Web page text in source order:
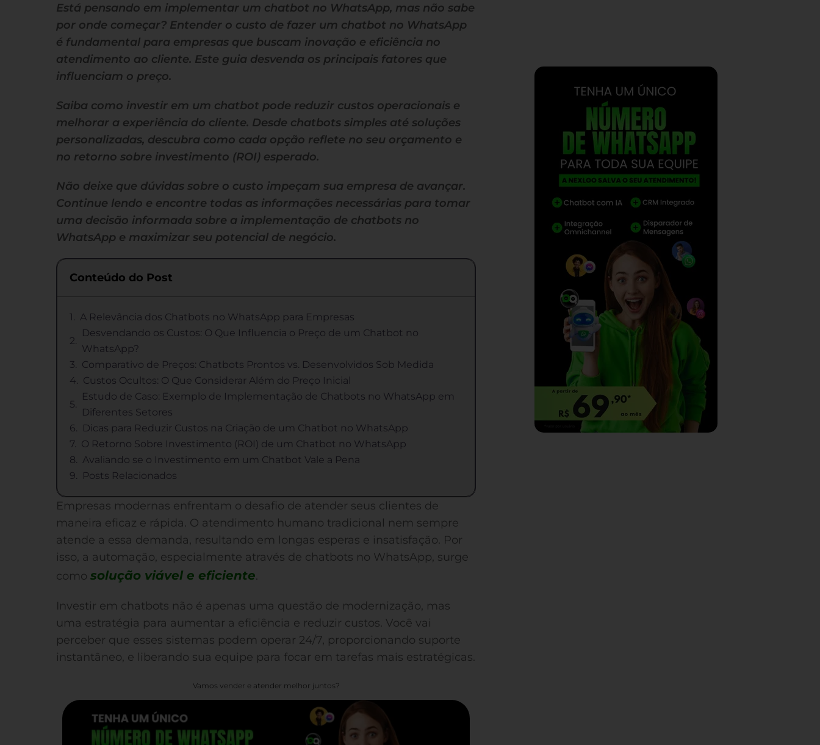
Está pensando em implementar um chatbot no WhatsApp, mas não sabe
por onde começar? Entender o custo de fazer um chatbot no WhatsApp
é fundamental para empresas que buscam inovação e eficiência no
atendimento ao cliente. Este guia desvenda os principais fatores que
influenciam o preço.
Saiba como investir em um chatbot pode reduzir custos operacionais e
melhorar a experiência do cliente. Desde chatbots simples até soluções
personalizadas, descubra como cada opção reflete no seu orçamento e
no retorno sobre investimento (ROI) esperado.
Não deixe que dúvidas sobre o custo impeçam sua empresa de avançar.
Continue lendo e encontre todas as informações necessárias para tomar
uma decisão informada sobre a implementação de chatbots no
WhatsApp e maximizar seu potencial de negócio.
Conteúdo do Post
A Relevância dos Chatbots no WhatsApp para Empresas
Desvendando os Custos: O Que Influencia o Preço de um Chatbot no
WhatsApp?
Comparativo de Preços: Chatbots Prontos vs. Desenvolvidos Sob Medida
Custos Ocultos: O Que Considerar Além do Preço Inicial
Estudo de Caso: Exemplo de Implementação de Chatbots no WhatsApp em
Diferentes Setores
Dicas para Reduzir Custos na Criação de um Chatbot no WhatsApp
O Retorno Sobre Investimento (ROI) de um Chatbot no WhatsApp
Avaliando se o Investimento em um Chatbot Vale a Pena
Posts Relacionados
Empresas modernas enfrentam o desafio de atender seus clientes de
maneira eficaz e rápida. O atendimento humano tradicional nem sempre
atende a essa demanda, resultando em longas esperas e insatisfação. Por
isso, a automação, especialmente através de chatbots no WhatsApp, surge
como solução viável e eficiente.
Investir em chatbots não é apenas uma questão de modernização, mas
uma estratégia para aumentar a eficiência e reduzir custos. Você vai
perceber que esses sistemas podem operar 24/7, proporcionando suporte
instantâneo, e liberando sua equipe para focar em tarefas mais estratégicas.
Vamos vender e atender melhor juntos?